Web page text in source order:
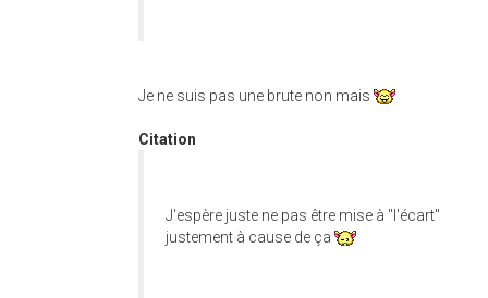
Je ne suis pas une brute non mais
Citation
J'espère juste ne pas être mise à "l'écart"
justement à cause de ça